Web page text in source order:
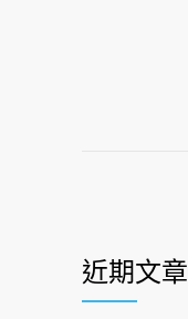
近期文章